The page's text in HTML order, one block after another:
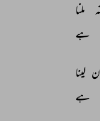
ملنا
ہے
لینا
ہے